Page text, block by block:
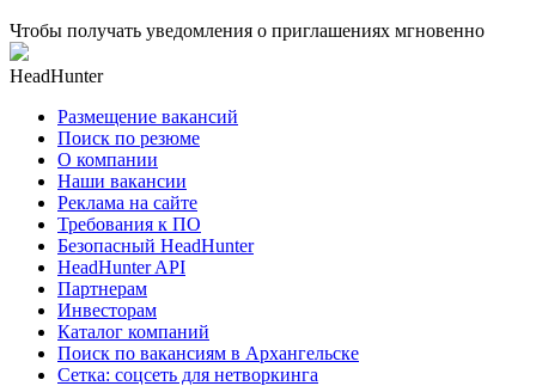
Чтобы получать уведомления о приглашениях мгновенно
HeadHunter
Размещение вакансий
Поиск по резюме
О компании
Наши вакансии
Реклама на сайте
Требования к ПО
Безопасный HeadHunter
HeadHunter API
Партнерам
Инвесторам
Каталог компаний
Поиск по вакансиям в Архангельске
Сетка: соцсеть для нетворкинга